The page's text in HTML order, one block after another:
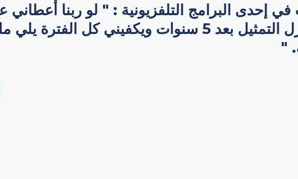
إحدى البرامج التلفزيونية : " لو ربنا أعطاني
زيادة حعتزل التمثيل بعد 5 سنوات ويكفيني كل الفترة
"